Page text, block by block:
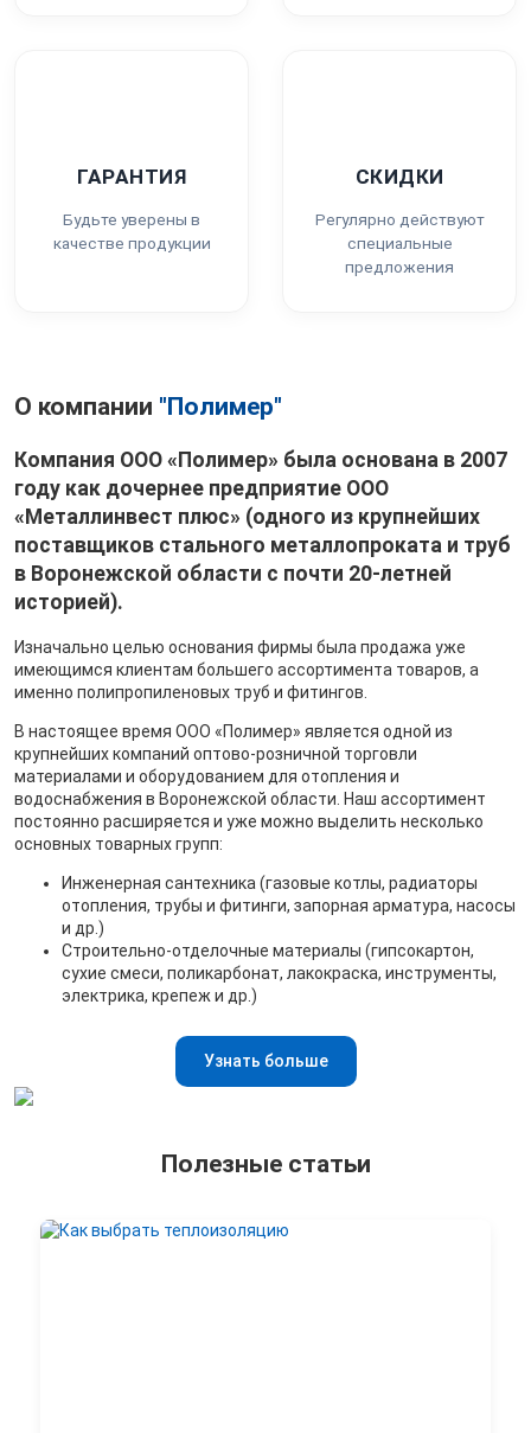
ГАРАНТИЯ
Будьте уверены в
качестве продукции
СКИДКИ
Регулярно действуют
специальные
предложения
О компании "Полимер"
Компания ООО «Полимер» была основана в 2007
году как дочернее предприятие ООО
«Металлинвест плюс» (одного из крупнейших
поставщиков стального металлопроката и труб
в Воронежской области с почти 20-летней
историей).
Изначально целью основания фирмы была продажа уже
имеющимся клиентам большего ассортимента товаров, а
именно полипропиленовых труб и фитингов.
В настоящее время ООО «Полимер» является одной из
крупнейших компаний оптово-розничной торговли
материалами и оборудованием для отопления и
водоснабжения в Воронежской области. Наш ассортимент
постоянно расширяется и уже можно выделить несколько
основных товарных групп:
Инженерная сантехника (газовые котлы, радиаторы
отопления, трубы и фитинги, запорная арматура, насосы
и др.)
Строительно-отделочные материалы (гипсокартон,
сухие смеси, поликарбонат, лакокраска, инструменты,
электрика, крепеж и др.)
Узнать больше
Полезные статьи